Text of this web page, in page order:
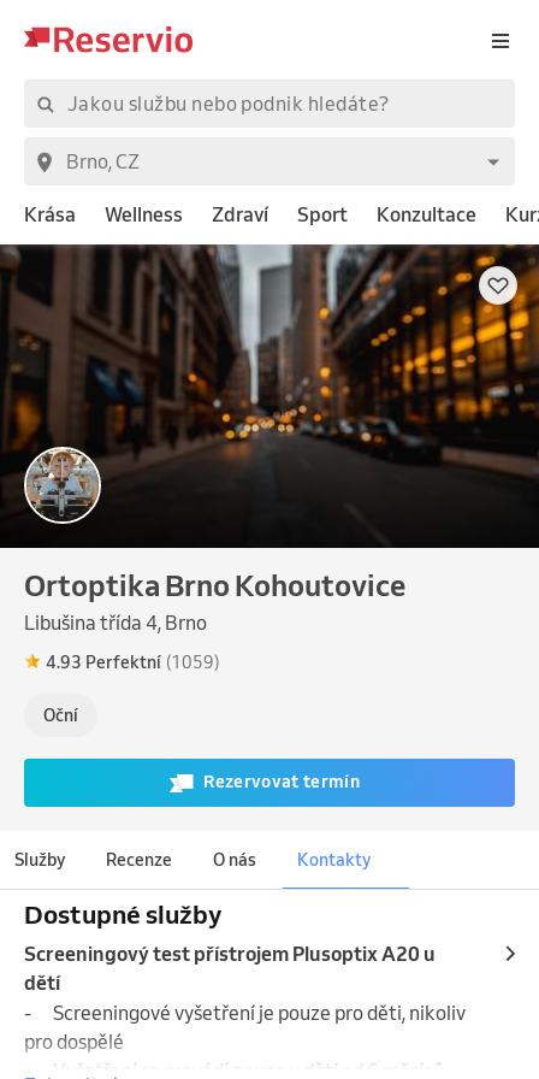
Krása Wellness Zdraví Sport Konzultace
Ortoptika Brno Kohoutovice
Libušina třída 4, Brno
4.93 Perfektní (1059)
Oční
Rezervovat termín
Služby Recenze O nás Kontakty
Dostupné služby
Screeningový test přístrojem Plusoptix A20 u
dětí
- 	Screeningové vyšetření je pouze pro děti, nikoliv
pro dospělé